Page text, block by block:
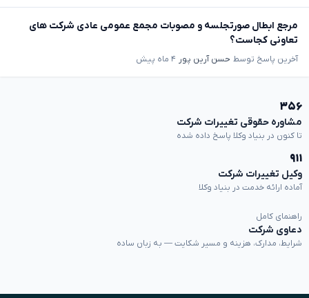
مرجع ابطال صورتجلسه و مصوبات مجمع عمومی عادی شرکت های
تعاونی کجاست؟
آخرین پاسخ توسط حسن آرین پور ۴ ماه پیش
۳۵۶
مشاوره حقوقی تغییرات شرکت
تا کنون در بنیاد وکلا پاسخ داده شده
۹۱۱
وکیل تغییرات شرکت
آماده ارائه خدمت در بنیاد وکلا
راهنمای کامل
دعاوی شرکت
شرایط، مدارک، هزینه و مسیر شکایت — به زبان ساده